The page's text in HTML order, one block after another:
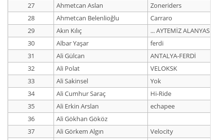
27
Ahmetcan Aslan
Zoneriders
28
Ahmetcan Belenlioğlu
Carraro
29
Akın Kılıç
... AYTEMİZ
30
Albar Yaşar
ferdi
31
Ali Gülcan
ANTALYA-FERDİ
32
Ali Polat
VELOKSK
33
Ali Sakinsel
Yok
34
Ali Cumhur Saraç
Hi-Ride
35
Ali Erkin Arslan
echapee
36
Ali Gökhan Gököz
37
Ali Görkem Algın
Velocity